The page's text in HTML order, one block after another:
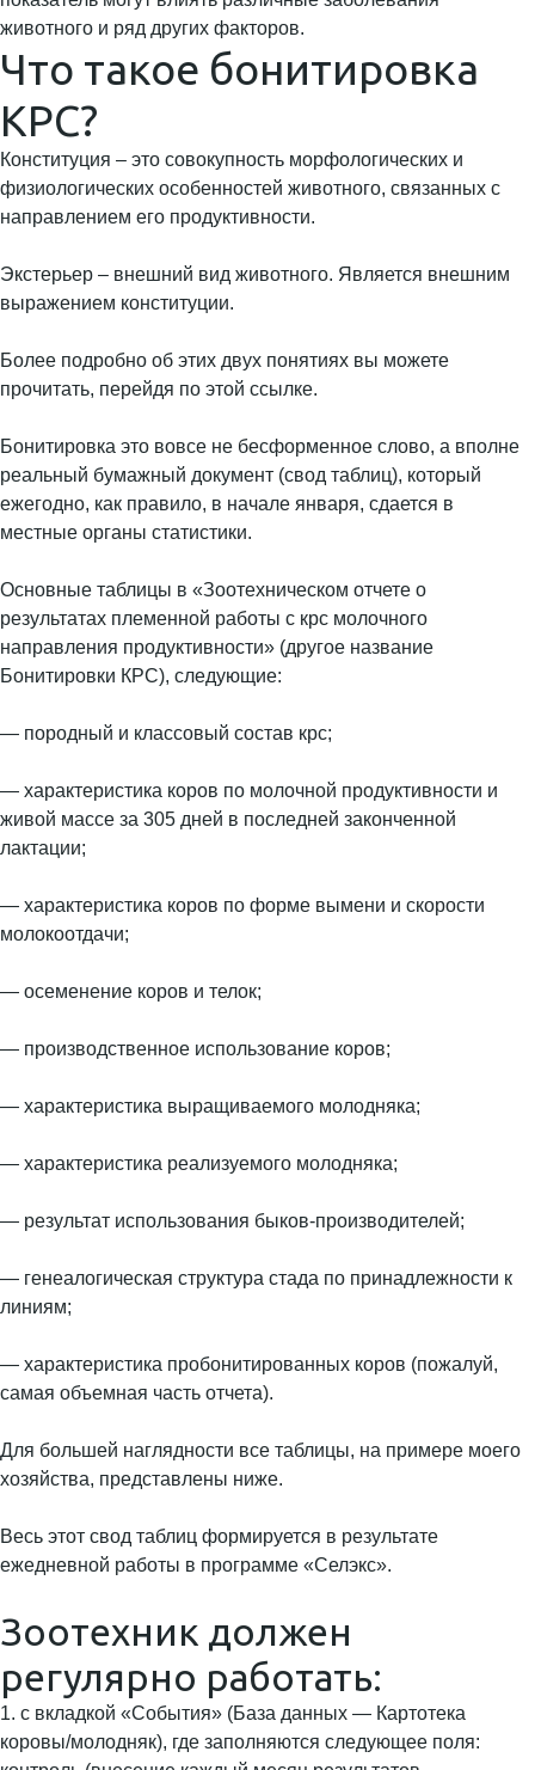
животного и ряд других факторов.
Что такое бонитировка
КРС?
Конституция – это совокупность морфологических и
физиологических особенностей животного, связанных с
направлением его продуктивности.
Экстерьер – внешний вид животного. Является внешним
выражением конституции.
Более подробно об этих двух понятиях вы можете
прочитать, перейдя по этой ссылке.
Бонитировка это вовсе не бесформенное слово, а вполне
реальный бумажный документ (свод таблиц), который
ежегодно, как правило, в начале января, сдается в
местные органы статистики.
Основные таблицы в «Зоотехническом отчете о
результатах племенной работы с крс молочного
направления продуктивности» (другое название
Бонитировки КРС), следующие:
— породный и классовый состав крс;
— характеристика коров по молочной продуктивности и
живой массе за 305 дней в последней законченной
лактации;
— характеристика коров по форме вымени и скорости
молокоотдачи;
— осеменение коров и телок;
— производственное использование коров;
— характеристика выращиваемого молодняка;
— характеристика реализуемого молодняка;
— результат использования быков-производителей;
— генеалогическая структура стада по принадлежности к
линиям;
— характеристика пробонитированных коров (пожалуй,
самая объемная часть отчета).
Для большей наглядности все таблицы, на примере моего
хозяйства, представлены ниже.
Весь этот свод таблиц формируется в результате
ежедневной работы в программе «Селэкс».
Зоотехник должен
регулярно работать:
1. с вкладкой «События» (База данных — Картотека
коровы/молодняк), где заполняются следующее поля: